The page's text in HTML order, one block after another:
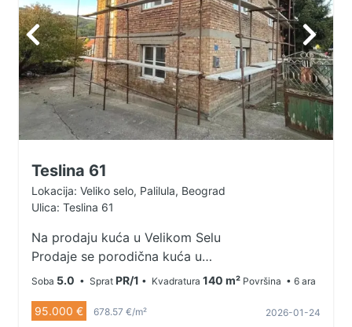
Teslina 61
Lokacija: Veliko selo, Palilula, Beograd
Ulica: Teslina 61
Na prodaju kuća u Velikom Selu
Prodaje se porodična kuća u
Velikom Selu, ukupne površine 140
Kuća je pogodna za porodično
Soba 5.0 • Sprat PR/1 • Kvadratura 140 m² Površina • 6 ara
95.000 € 678.57 €/m² 2026-01-24